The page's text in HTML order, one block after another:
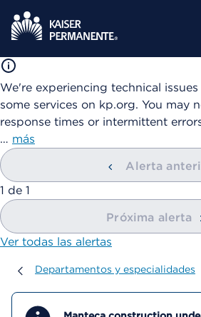
We're experiencing technical
some services on kp.org. You may
response times or intermittent
… más
Alerta
mostrando
1 de 1
Próxima alerta
Ver todas las alertas
Departamentos y especialidades
Departamentos y especialidades